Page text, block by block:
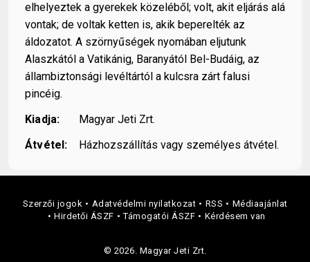
elhelyeztek a gyerekek közeléből; volt, akit eljárás alá
vontak; de voltak ketten is, akik beperelték az
áldozatot. A szörnyűségek nyomában eljutunk
Alaszkától a Vatikánig, Baranyától Bel-Budáig, az
állambiztonsági levéltártól a kulcsra zárt falusi
pincéig.
Kiadja:
Magyar Jeti Zrt.
Átvétel:
Házhozszállítás vagy személyes átvétel.
Szerzői jogok Adatvédelmi nyilatkozat RSS
Médiaajánlat
Hirdetői ÁSZF
Támogatói ÁSZF Kérdésem van
© 2026. Magyar Jeti Zrt.